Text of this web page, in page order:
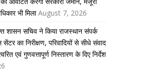
भी मिला August 7, 2026
शासन सचिव ने किया राजस्थान संपर्क
का निरीक्षण, परिवादियों से सीधे संवाद
एवं गुणवत्तापूर्ण निस्तारण के दिए निर्देश